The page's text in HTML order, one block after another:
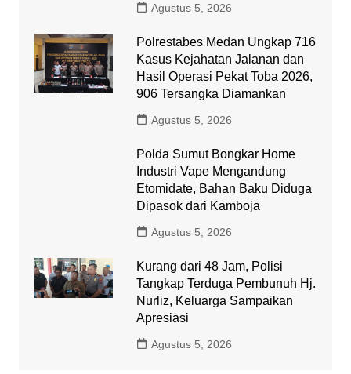
Agustus 5, 2026
Polrestabes Medan Ungkap 716
Kasus Kejahatan Jalanan dan
Hasil Operasi Pekat Toba 2026,
906 Tersangka Diamankan
Agustus 5, 2026
Polda Sumut Bongkar Home
Industri Vape Mengandung
Etomidate, Bahan Baku Diduga
Dipasok dari Kamboja
Agustus 5, 2026
Kurang dari 48 Jam, Polisi
Tangkap Terduga Pembunuh Hj.
Nurliz, Keluarga Sampaikan
Apresiasi
Agustus 5, 2026